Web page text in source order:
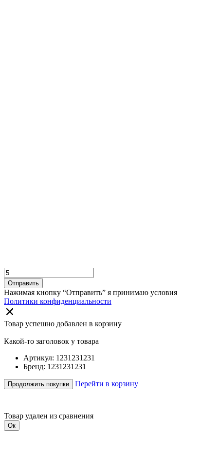
Отправить
Нажимая кнопку “Отправить” я принимаю условия
Политики конфиденциальности
Товар успешно добавлен в корзину
Какой-то заголовок у товара
Артикул: 1231231231
Бренд: 1231231231
Продолжить покупки Перейти в корзину
Товар удален из сравнения
Ок